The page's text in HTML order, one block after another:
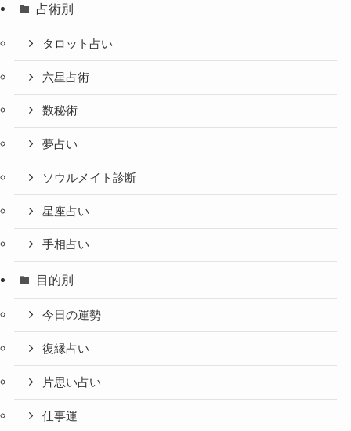
占術別
タロット占い
六星占術
数秘術
夢占い
ソウルメイト診断
星座占い
手相占い
目的別
今日の運勢
復縁占い
片思い占い
仕事運